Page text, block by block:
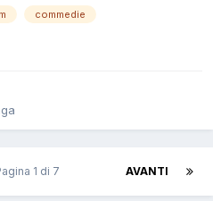
commedie
AVANTI
1 di 7